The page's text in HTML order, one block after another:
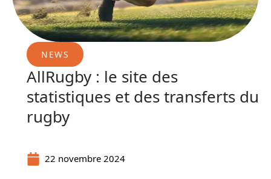
NEWS
AllRugby : le site des
statistiques et des transferts du
rugby
22 novembre 2024